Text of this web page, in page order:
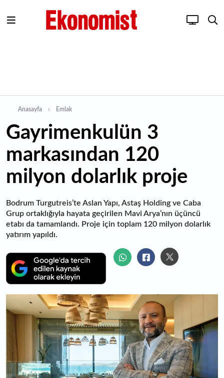
Anasayfa Emlak
Gayrimenkulün 3
markasından 120
milyon dolarlık proje
Bodrum Turgutreis’te Aslan Yapı, Astaş Holding ve Caba
Grup ortaklığıyla hayata geçirilen Mavi Arya’nın üçüncü
etabı da tamamlandı. Proje için toplam 120 milyon dolarlık
yatırım yapıldı.